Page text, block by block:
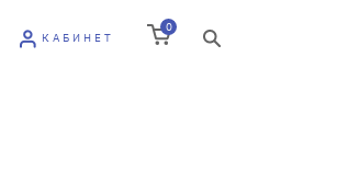
КАБИНЕТ
0